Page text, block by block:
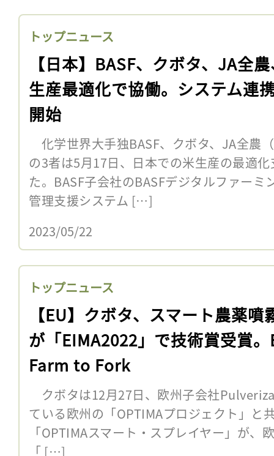
トップニュース
【日本】BASF、クボタ、JA全
生産最適化で協働。システム連
開始
化学世界大手独BASF、クボタ、JA全農
の3者は5月17日、日本での米生産の最適
た。BASF子会社のBASFデジタルファー
管理支援システム […]
2023/05/22
トップニュース
【EU】クボタ、スマート農薬噴
が「EIMA2022」で技術賞受賞
Farm to Fork
クボタは12月27日、欧州子会社
ている欧州の「OPTIMAプロジェクト」と
「OPTIMAスマート・スプレイヤー」が、
「 […]